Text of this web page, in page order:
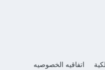
اتفاقيه الخصوصيه